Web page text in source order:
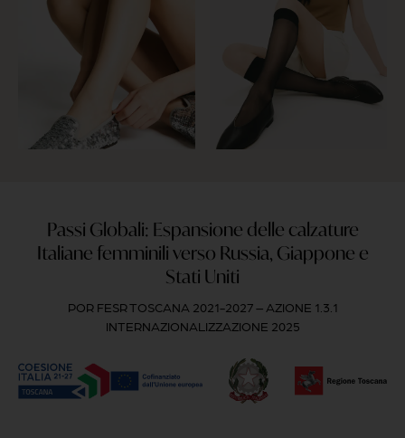
Passi Globali: Espansione delle calzature
Italiane femminili verso Russia, Giappone e
Stati Uniti
POR FESR TOSCANA 2021-2027 – AZIONE 1.3.1
INTERNAZIONALIZZAZIONE 2025